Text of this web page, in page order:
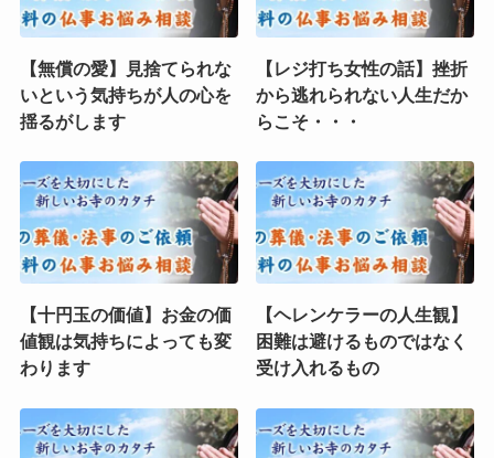
【無償の愛】見捨てられな
いという気持ちが人の心を
揺るがします
【レジ打ち女性の話】挫折
から逃れられない人生だか
らこそ・・・
【十円玉の価値】お金の価
値観は気持ちによっても変
わります
【ヘレンケラーの人生観】
困難は避けるものではなく
受け入れるもの